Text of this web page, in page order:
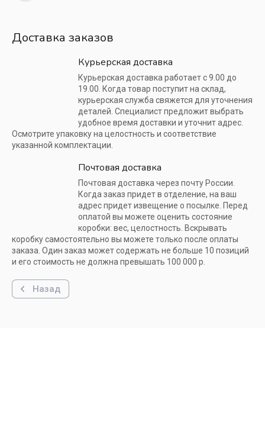
Доставка заказов
Курьерская доставка
Курьерская доставка работает с 9.00 до
19.00. Когда товар поступит на склад,
курьерская служба свяжется для уточнения
деталей. Специалист предложит выбрать
удобное время доставки и уточнит адрес.
Осмотрите упаковку на целостность и соответствие
указанной комплектации.
Почтовая доставка
Почтовая доставка через почту России.
Когда заказ придет в отделение, на ваш
адрес придет извещение о посылке. Перед
оплатой вы можете оценить состояние
коробки: вес, целостность. Вскрывать
коробку самостоятельно вы можете только после оплаты
заказа. Один заказ может содержать не больше 10 позиций
и его стоимость не должна превышать 100 000 р.
Назад